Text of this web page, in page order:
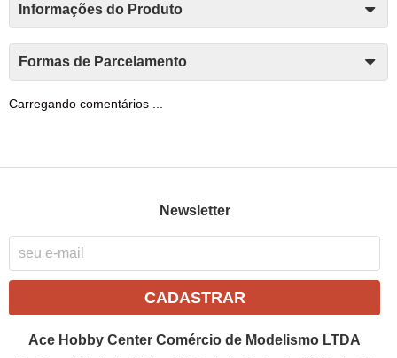
Informações do Produto
Formas de Parcelamento
Carregando comentários ...
Newsletter
CADASTRAR
Ace Hobby Center Comércio de Modelismo LTDA